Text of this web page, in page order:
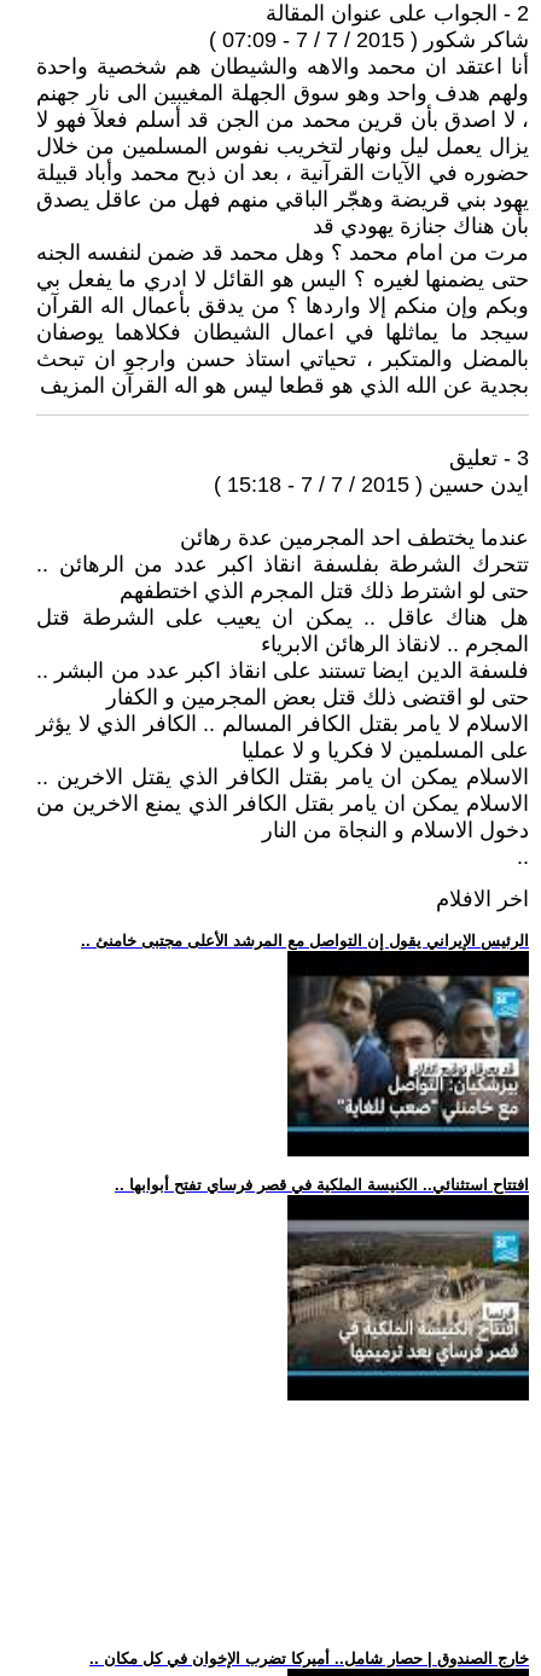
2 - الجواب على عنوان المقالة
شاكر شكور ( 2015 / 7 / 7 - 07:09 )
أنا اعتقد ان محمد والاهه والشيطان هم شخصية واحدة
ولهم هدف واحد وهو سوق الجهلة المغيبين الى نار جهنم
، لا اصدق بأن قرين محمد من الجن قد أسلم فعلآ فهو لا
يزال يعمل ليل ونهار لتخريب نفوس المسلمين من خلال
حضوره في الآيات القرآنية ، بعد ان ذبح محمد وأباد قبيلة
يهود بني قريضة وهجّر الباقي منهم فهل من عاقل يصدق
بأن هناك جنازة يهودي قد
مرت من امام محمد ؟ وهل محمد قد ضمن لنفسه الجنه
حتى يضمنها لغيره ؟ اليس هو القائل لا ادري ما يفعل بي
وبكم وإن منكم إلا واردها ؟ من يدقق بأعمال اله القرآن
سيجد ما يماثلها في اعمال الشيطان فكلاهما يوصفان
بالمضل والمتكبر ، تحياتي استاذ حسن وارجو ان تبحث
بجدية عن الله الذي هو قطعا ليس هو اله القرآن المزيف
3 - تعليق
ايدن حسين ( 2015 / 7 / 7 - 15:18 )
عندما يختطف احد المجرمين عدة رهائن
تتحرك الشرطة بفلسفة انقاذ اكبر عدد من الرهائن ..
حتى لو اشترط ذلك قتل المجرم الذي اختطفهم
هل هناك عاقل .. يمكن ان يعيب على الشرطة قتل
المجرم .. لانقاذ الرهائن الابرياء
فلسفة الدين ايضا تستند على انقاذ اكبر عدد من البشر ..
حتى لو اقتضى ذلك قتل بعض المجرمين و الكفار
الاسلام لا يامر بقتل الكافر المسالم .. الكافر الذي لا يؤثر
على المسلمين لا فكريا و لا عمليا
الاسلام يمكن ان يامر بقتل الكافر الذي يقتل الاخرين ..
الاسلام يمكن ان يامر بقتل الكافر الذي يمنع الاخرين من
دخول الاسلام و النجاة من النار
..
اخر الافلام
.. الرئيس الإيراني يقول إن التواصل مع المرشد الأعلى مجتبى خامنئ
.. افتتاح استثنائي.. الكنيسة الملكية في قصر فرساي تفتح أبوابها
.. خارج الصندوق | حصار شامل.. أميركا تضرب الإخوان في كل مكان